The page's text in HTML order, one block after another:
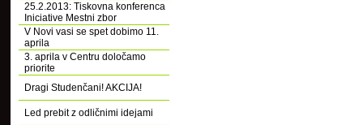
25.2.2013: Tiskovna konferenca
Iniciative Mestni zbor
V Novi vasi se spet dobimo 11.
aprila
3. aprila v Centru določamo
priorite
Dragi Studenčani! AKCIJA!
Led prebit z odličnimi idejami